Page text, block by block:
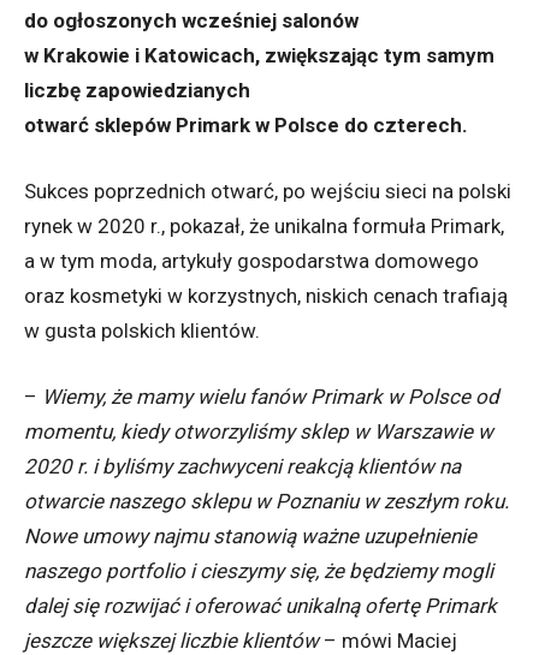
do ogłoszonych wcześniej salonów
w Krakowie i Katowicach, zwiększając tym samym
liczbę zapowiedzianych
otwarć sklepów Primark w Polsce do czterech.
Sukces poprzednich otwarć, po wejściu sieci na polski
rynek w 2020 r., pokazał, że unikalna formuła Primark,
a w tym moda, artykuły gospodarstwa domowego
oraz kosmetyki w korzystnych, niskich cenach trafiają
w gusta polskich klientów.
– Wiemy, że mamy wielu fanów Primark w Polsce od
momentu, kiedy otworzyliśmy sklep w Warszawie w
2020 r. i byliśmy zachwyceni reakcją klientów na
otwarcie naszego sklepu w Poznaniu w zeszłym roku.
Nowe umowy najmu stanowią ważne uzupełnienie
naszego portfolio i cieszymy się, że będziemy mogli
dalej się rozwijać i oferować unikalną ofertę Primark
jeszcze większej liczbie klientów– mówi Maciej